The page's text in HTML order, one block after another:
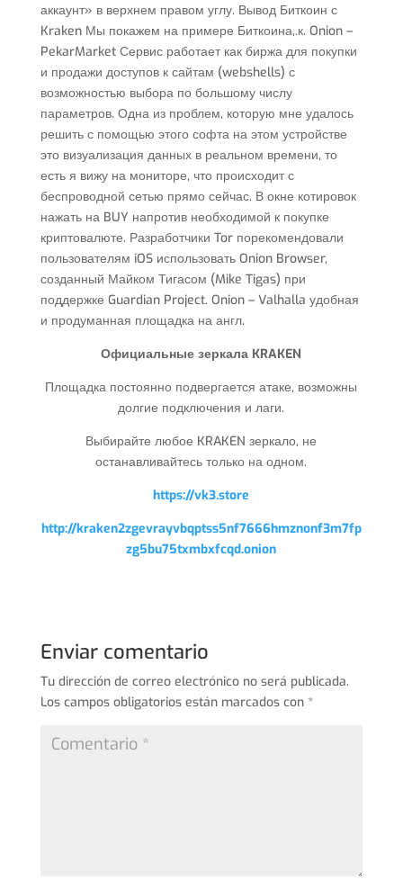
аккаунт» в верхнем правом углу. Вывод Биткоин с
Kraken Мы покажем на примере Биткоина,.к. Onion –
PekarMarket Сервис работает как биржа для покупки
и продажи доступов к сайтам (webshells) с
возможностью выбора по большому числу
параметров. Одна из проблем, которую мне удалось
решить с помощью этого софта на этом устройстве
это визуализация данных в реальном времени, то
есть я вижу на мониторе, что происходит с
беспроводной сетью прямо сейчас. В окне котировок
нажать на BUY напротив необходимой к покупке
криптовалюте. Разработчики Tor порекомендовали
пользователям iOS использовать Onion Browser,
созданный Майком Тигасом (Mike Tigas) при
поддержке Guardian Project. Onion – Valhalla удобная
и продуманная площадка на англ.
Официальные зеркала KRAKEN
Площадка постоянно подвергается атаке, возможны
долгие подключения и лаги.
Выбирайте любое KRAKEN зеркало, не
останавливайтесь только на одном.
https://vk3.store
http://kraken2zgevrayvbqptss5nf7666hmznonf3m7fp
zg5bu75txmbxfcqd.onion
Enviar comentario
Tu dirección de correo electrónico no será publicada.
Los campos obligatorios están marcados con *